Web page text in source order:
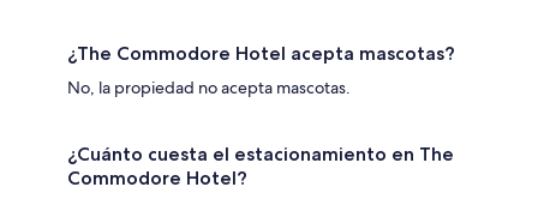
¿The Commodore Hotel acepta mascotas?
No, la propiedad no acepta mascotas.
¿Cuánto cuesta el estacionamiento en The
Commodore Hotel?